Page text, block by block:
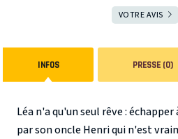
VOTRE AVIS
INFOS PRESSE (0)
Léa n'a qu'un seul rêve :
par son oncle Henri qui n'est